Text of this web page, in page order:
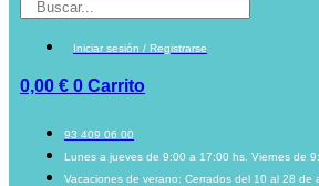
Iniciar sesión / Registrarse
0,00 € 0 Carrito
93 409 06 00
Lunes a jueves de 9:00 a 17:00 hs. Viernes de
Vacaciones de verano: Cerrados del 10 al 28 de